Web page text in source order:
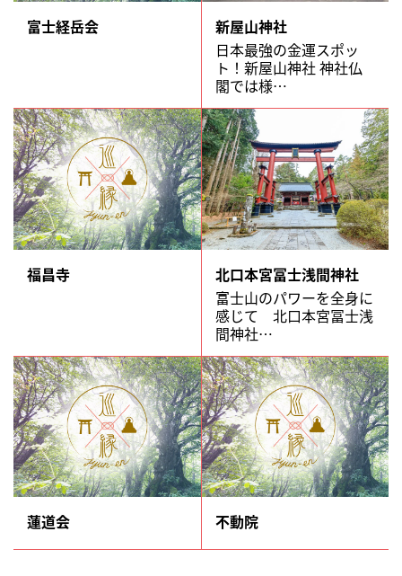
富士経岳会
新屋山神社
日本最強の金運スポッ
ト！新屋山神社 神社仏
閣では様…
福昌寺
北口本宮冨士浅間神社
富士山のパワーを全身に
感じて 北口本宮冨士浅
間神社…
蓮道会 不動院